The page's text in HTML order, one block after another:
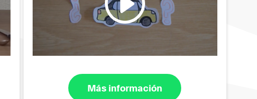
Más información